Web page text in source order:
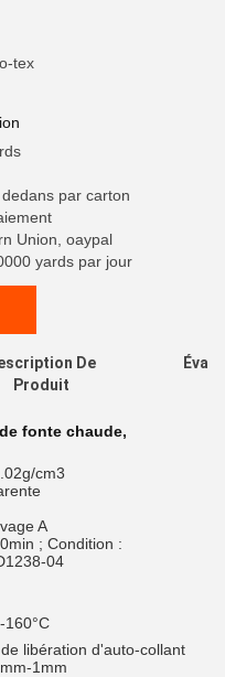
tex
par carton
Union, oaypal
yards par jour
De
Produit
fonte chaude,
cm3
A
; Condition :
04
160°C
libération d'auto-collant
1mm